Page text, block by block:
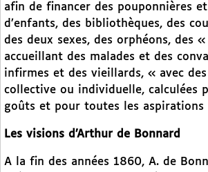
afin de financer des pouponnières
d’enfants, des bibliothèques, des
des deux sexes, des orphéons, des
accueillant des malades et des
infirmes et des vieillards, « avec
collective ou individuelle, calculées
goûts et pour toutes les
Les visions d’Arthur de Bonnard
A la fin des années 1860, A. de